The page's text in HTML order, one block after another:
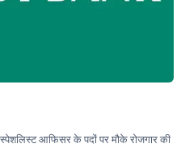
आफिसर के पदों पर मौके रोजगार की